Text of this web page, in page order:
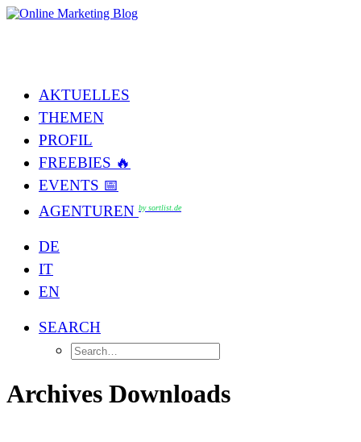
AKTUELLES
THEMEN
PROFIL
FREEBIES 🔥
EVENTS 📅
AGENTUREN by sortlist.de
DE
IT
EN
SEARCH
Archives Downloads